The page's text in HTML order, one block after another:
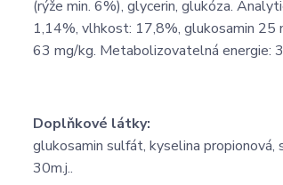
(rýže min. 6%), glycerin, glukóza.
1,14%, vlhkost: 17,8%, glukosamin
63 mg/kg. Metabolizovatelná energie:
Doplňkové látky:
glukosamin sulfát, kyselina
30m.j..